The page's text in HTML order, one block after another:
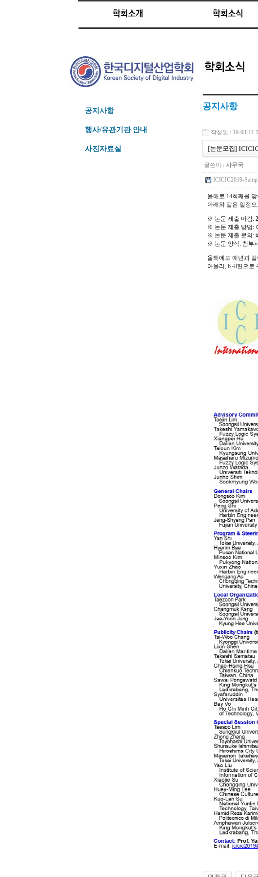
공지사항
행사/유관기관 안내
사진자료실
공지사항
작성일 : 19-03-11
[논문모집]
글쓴이 : 사무국
ICICIC2019-
올해로 14회째를
아래와 같은 일정
※ 논문 제출 마감:
※ 논문 제출 방법:
※ 논문 제출 문의:
※ 논문 양식: 첨부
올해에도 예년과
아울러, 6~8편으로